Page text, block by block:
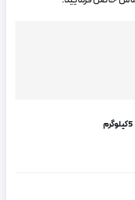
5 کیلوگرم